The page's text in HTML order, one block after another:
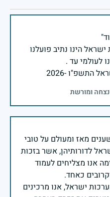
הינו נתיב פועלנו
התשפ"ו -2026
ומורשת
מאז ומעולם על טובי
לדורותיהן, אשר בזכות
אנו מצליחים לעמוד
ישראל, אנו מרכינים